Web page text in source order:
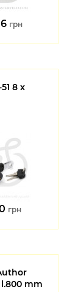
грн
8 x
грн
mm